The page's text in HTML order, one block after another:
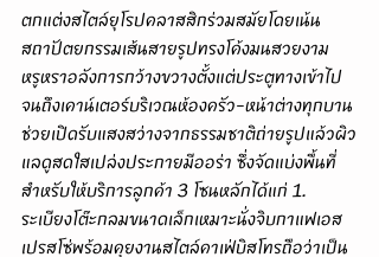
ตกแต่งสไตล์ยุโรปคลาสสิกร่วมสมัยโดยเน้น
สถาปัตยกรรมเส้นสายรูปทรงโค้งมนสวยงาม
หรูหราอลังการกว้างขวางตั้งแต่ประตูทางเข้าไป
จนถึงเคาน์เตอร์บริเวณห้องครัว-หน้าต่างทุกบาน
ช่วยเปิดรับแสงสว่างจากธรรมชาติถ่ายรูปแล้วผิว
แลดูสดใสเปล่งประกายมีออร่า ซึ่งจัดแบ่งพื้นที่
สำหรับให้บริการลูกค้า 3 โซนหลักได้แก่ 1.
ระเบียงโต๊ะกลมขนาดเล็กเหมาะนั่งจิบกาแฟเอส
เปรสโซ่พร้อมคุยงานสไตล์คาเฟ่บิสโทรถือว่าเป็น